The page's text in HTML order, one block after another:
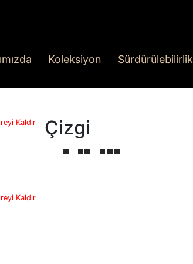
Koleksiyon Sürdürülebilirlik
Kaldır
Kaldır
Çizgi